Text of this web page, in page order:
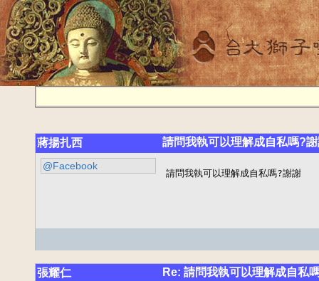
蔣揚扎西 請問我執可以理解成自私嗎?
@Facebook
請問我執可以理解成自私嗎?謝謝
張耀仁 Re: 請問我執可以理解成自私